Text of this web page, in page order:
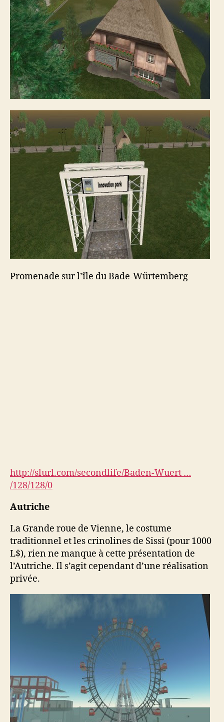
Promenade sur l’île du Bade-Würtemberg
http://slurl.com/secondlife/Baden-Wuert …
/128/128/0
Autriche
La Grande roue de Vienne, le costume
traditionnel et les crinolines de Sissi (pour 1000
L$), rien ne manque à cette présentation de
l’Autriche. Il s’agit cependant d’une réalisation
privée.